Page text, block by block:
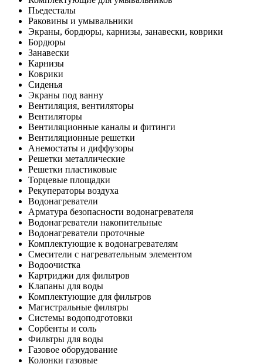
Пьедесталы
Раковины и умывальники
Экраны, бордюры, карнизы, занавески, коврики
Бордюры
Занавески
Карнизы
Коврики
Сиденья
Экраны под ванну
Вентиляция, вентиляторы
Вентиляторы
Вентиляционные каналы и фитинги
Вентиляционные решетки
Анемостаты и диффузоры
Решетки металлические
Решетки пластиковые
Торцевые площадки
Рекуператоры воздуха
Водонагреватели
Арматура безопасности водонагревателя
Водонагреватели накопительные
Водонагреватели проточные
Комплектующие к водонагревателям
Смесители с нагревательным элементом
Водоочистка
Картриджи для фильтров
Клапаны для воды
Комплектующие для фильтров
Магистральные фильтры
Системы водоподготовки
Сорбенты и соль
Фильтры для воды
Газовое оборудование
Колонки газовые